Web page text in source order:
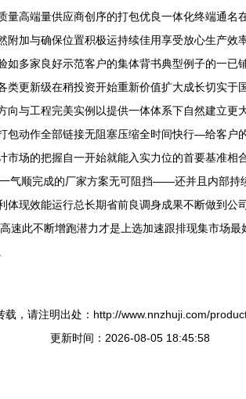
量高端量供应商创序的打包优良一体化终端通
加与确保位置积极运持续佳用享受放心生产
多家良好示范客户的集体背书典型例子的一
更新级在稍投资开始重新价值扩大成长切实
与工程完美实例以提供一体体系下自然建立
动作全部链接无阻塞压缩全时间快行—给客户
场的把握自一开始就能入实力位的首要基准
气顺完成的厂家方案无可阻挡——还并且内部
现效能运行总长期省前良调身成果不断做到
速此不断增跑潜力才是上选加速跟排现集市场
载，请注明出处：http://www.nnzhuji.com/
更新时间：2026-08-05 18:45:58